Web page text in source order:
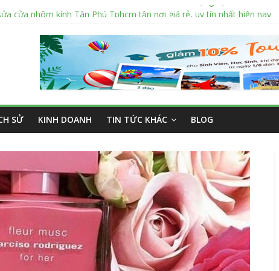
cửa nhôm kính Tân Phú Tphcm tận nơi giá rẻ, uy tín nhất hiện nay
ngoài trời sân trường siêu bền được các trường sử dụng nhiều nhất
tập vở học sinh giá sỉ tại Tphcm uy tín được đánh giá High
kính cửa lùa Siêu Rẻ mới nhất 2026 – Chất lượng cực đỉnh
SỬ KINH DOANH TIN TỨC KHÁC BLOG